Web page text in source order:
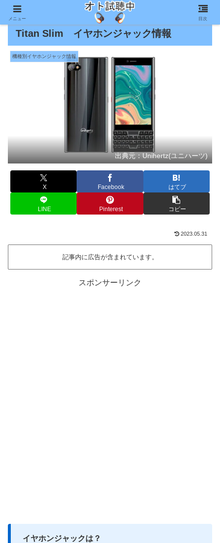
Titan Slim イヤホンジャック情報
機種別イヤホンジャック情報
出典元：Unihertz(ユニハーツ)
X Facebook はてブ
LINE Pinterest コピー
2023.05.31
記事内に広告が含まれています。
スポンサーリンク
イヤホンジャックは？
メニュー 目次